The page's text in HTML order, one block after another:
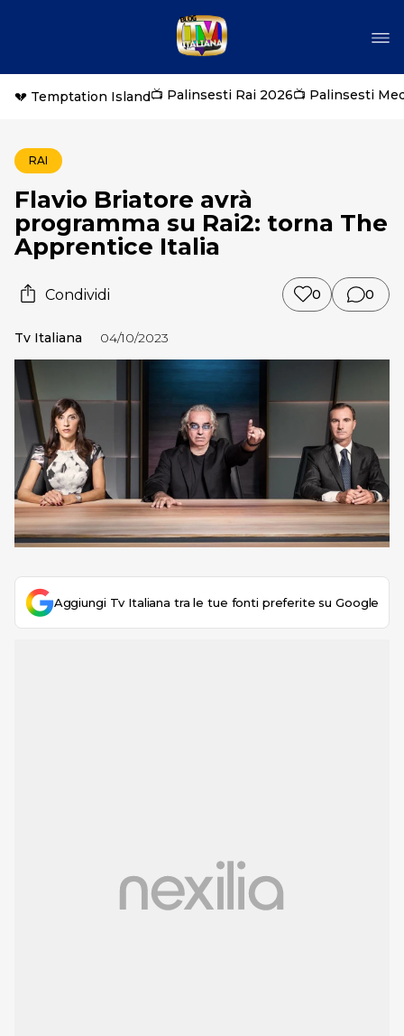
💔 Temptation Island📺 Palinsesti Rai 2026📺 Palinsesti
RAI
Flavio Briatore avrà
programma su Rai2: torna The
Apprentice Italia
Condividi 0 0
Tv Italiana 04/10/2023
Aggiungi Tv Italiana tra le tue fonti preferite su Google